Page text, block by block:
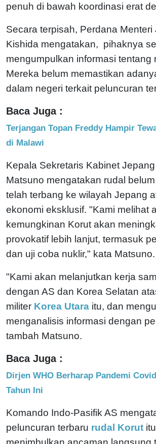
penuh di bawah koordinasi erat
Secara terpisah, Perdana Menteri
Kishida mengatakan, pihaknya
mengumpulkan informasi tentang
Mereka belum memastikan
dalam negeri terkait peluncuran
Baca Juga :
Terjangan Topan Freddy Hampir
di Malawi
Kepala Sekretaris Kabinet
Matsuno mengatakan rudal
telah terbang ke wilayah Jepang
ekonomi eksklusif. "Kami melihat
kemungkinan Korut akan
provokatif lebih lanjut, termasuk
dan uji coba nuklir," kata Matsuno.
"Kami akan melanjutkan kerja
dengan AS dan Korea Selatan
militer Korea Utara itu, dan
menganalisis informasi dengan
tambah Matsuno.
Baca Juga :
Dirjen WHO Berharap Pandemi
Tahun Ini
Komando Indo-Pasifik AS
peluncuran terbaru rudal Korut